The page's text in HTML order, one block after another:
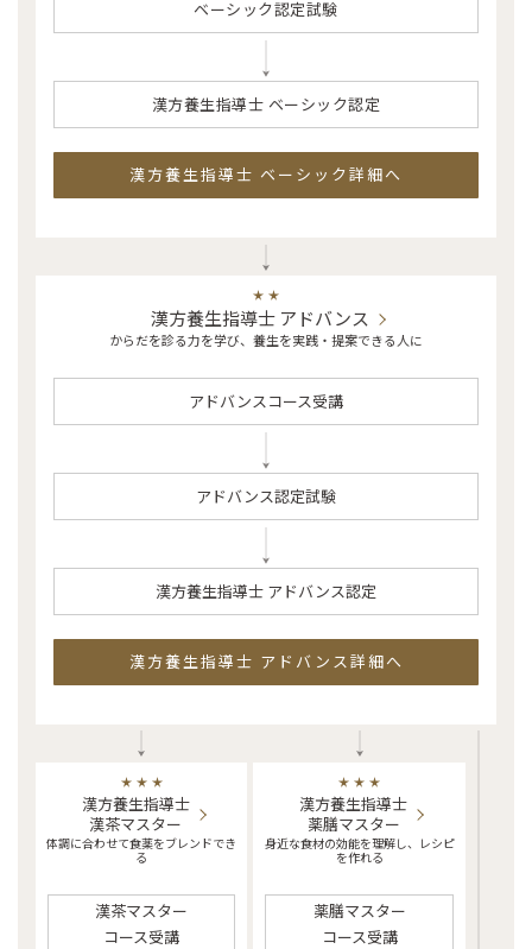
ベーシック認定試験
漢方養生指導士 ベーシック認定
漢方養生指導士 ベーシック詳細へ
漢方養生指導士 アドバンス
からだを診る力を学び、養生を実践・提案できる人に
アドバンスコース受講
アドバンス認定試験
漢方養生指導士 アドバンス認定
漢方養生指導士 アドバンス詳細へ
漢方養生指導士
漢茶マスター
体調に合わせて食薬をブレンドでき
る
漢茶マスター
コース受講
漢方養生指導士
薬膳マスター
身近な食材の効能を理解し、レシピ
を作れる
薬膳マスター
コース受講